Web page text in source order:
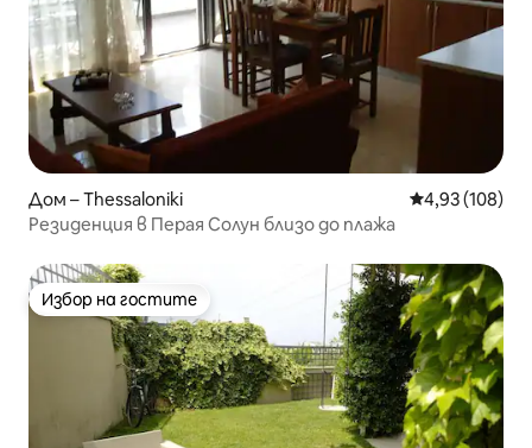
Дом – Thessaloniki Средна
4,93 (108)
Резиденция в Перая Солун близо до плажа
Избор на гостите
Избор на гостите